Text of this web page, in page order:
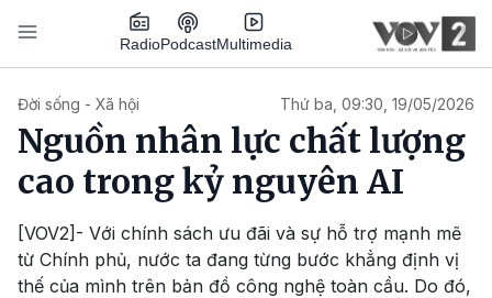
Nhảy đến nội dung
RadioPodcastMultimedia
Đời sống - Xã hội Thứ ba, 09:30, 19/05/2026
Nguồn nhân lực chất lượng
cao trong kỷ nguyên AI
[VOV2]- Với chính sách ưu đãi và sự hỗ trợ mạnh mẽ
từ Chính phủ, nước ta đang từng bước khẳng định vị
thế của mình trên bản đồ công nghệ toàn cầu. Do đó,